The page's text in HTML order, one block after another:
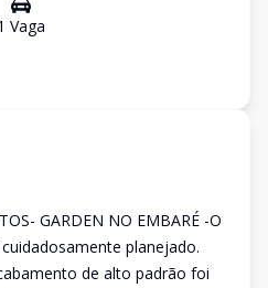
Vaga
GARDEN NO EMBARÉ -O
planejado.
de alto padrão foi